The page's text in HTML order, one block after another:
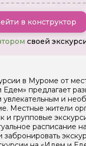
в конструктор
своей
в Муроме от
предлагает
увлекательным и
Местные жители
и групповые
расписание
забронировать
Отправить